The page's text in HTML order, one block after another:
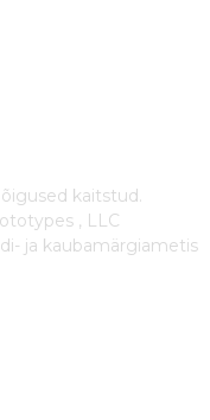
kaitstud.
, LLC
ja kaubamärgiametis